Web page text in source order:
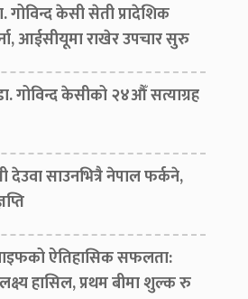
केसी सेती प्रादेशिक
आईसीयूमा राखेर उपचार सुरु
गोविन्द केसीको २४औँ सत्याग्रह
देउवा साउनभित्रै नेपाल फर्कने,
ऐतिहासिक सफलता:
हासिल, प्रथम बीमा शुल्क रु